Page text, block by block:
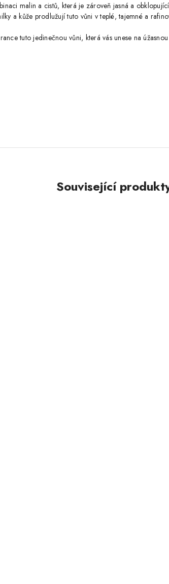
malin a cistů, která je zároveň jasná a
a kůže prodlužují tuto vůni v teplé, tajemné a
tuto jedinečnou vůni, která vás unese na
Související